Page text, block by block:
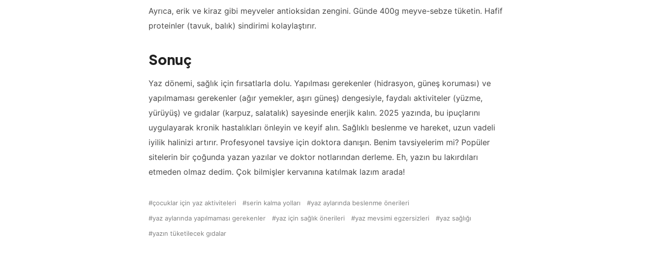
Ayrıca, erik ve kiraz gibi meyveler antioksidan zengini. Günde 400g meyve-sebze tüketin. Hafif
proteinler (tavuk, balık) sindirimi kolaylaştırır.
Sonuç
Yaz dönemi, sağlık için fırsatlarla dolu. Yapılması gerekenler (hidrasyon, güneş koruması) ve
yapılmaması gerekenler (ağır yemekler, aşırı güneş) dengesiyle, faydalı aktiviteler (yüzme,
yürüyüş) ve gıdalar (karpuz, salatalık) sayesinde enerjik kalın. 2025 yazında, bu ipuçlarını
uygulayarak kronik hastalıkları önleyin ve keyif alın. Sağlıklı beslenme ve hareket, uzun vadeli
iyilik halinizi artırır. Profesyonel tavsiye için doktora danışın. Benim tavsiyelerim mi? Popüler
sitelerin bir çoğunda yazan yazılar ve doktor notlarından derleme. Eh, yazın bu lakırdıları
etmeden olmaz dedim. Çok bilmişler kervanına katılmak lazım arada!
çocuklar için yaz aktiviteleri serin kalma yolları
yaz aylarında beslenme önerileri
yaz aylarında yapılmaması gerekenler
yaz için sağlık önerileri yaz mevsimi egzersizleri
yaz sağlığı
yazın tüketilecek gıdalar